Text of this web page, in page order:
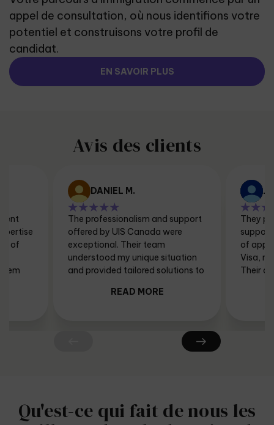
appel de consultation, où nous identifions votre
potentiel et construisons votre profil de
candidat.
EN SAVOIR PLUS
Avis des clients
of
DANIEL M.
The professionalism and support
offered by UIS Canada were
exceptional. Their team
understood my unique situation
and provided tailored solutions to
expertise I am now a proud
READ MORE
They
of
Visa,
Their
Qu'est-ce qui fait de nous les